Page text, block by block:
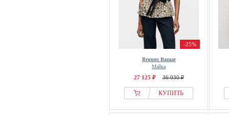
-25%
Bruuns Bazaar
Майка
27 125 ₽ 36 030 ₽
КУПИТЬ